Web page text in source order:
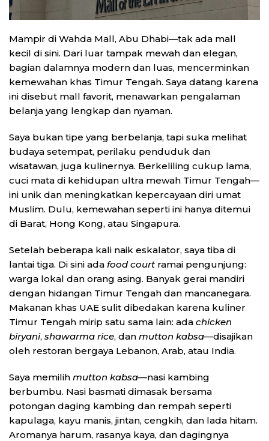
Mampir di Wahda Mall, Abu Dhabi—tak ada mall
kecil di sini. Dari luar tampak mewah dan elegan,
bagian dalamnya modern dan luas, mencerminkan
kemewahan khas Timur Tengah. Saya datang karena
ini disebut mall favorit, menawarkan pengalaman
belanja yang lengkap dan nyaman.
Saya bukan tipe yang berbelanja, tapi suka melihat
budaya setempat, perilaku penduduk dan
wisatawan, juga kulinernya. Berkeliling cukup lama,
cuci mata di kehidupan ultra mewah Timur Tengah—
ini unik dan meningkatkan kepercayaan diri umat
Muslim. Dulu, kemewahan seperti ini hanya ditemui
di Barat, Hong Kong, atau Singapura.
Setelah beberapa kali naik eskalator, saya tiba di
lantai tiga. Di sini ada food court ramai pengunjung:
warga lokal dan orang asing. Banyak gerai mandiri
dengan hidangan Timur Tengah dan mancanegara.
Makanan khas UAE sulit dibedakan karena kuliner
Timur Tengah mirip satu sama lain: ada chicken
biryani, shawarma rice, dan mutton kabsa—disajikan
oleh restoran bergaya Lebanon, Arab, atau India.
Saya memilih mutton kabsa—nasi kambing
berbumbu. Nasi basmati dimasak bersama
potongan daging kambing dan rempah seperti
kapulaga, kayu manis, jintan, cengkih, dan lada hitam.
Aromanya harum, rasanya kaya, dan dagingnya